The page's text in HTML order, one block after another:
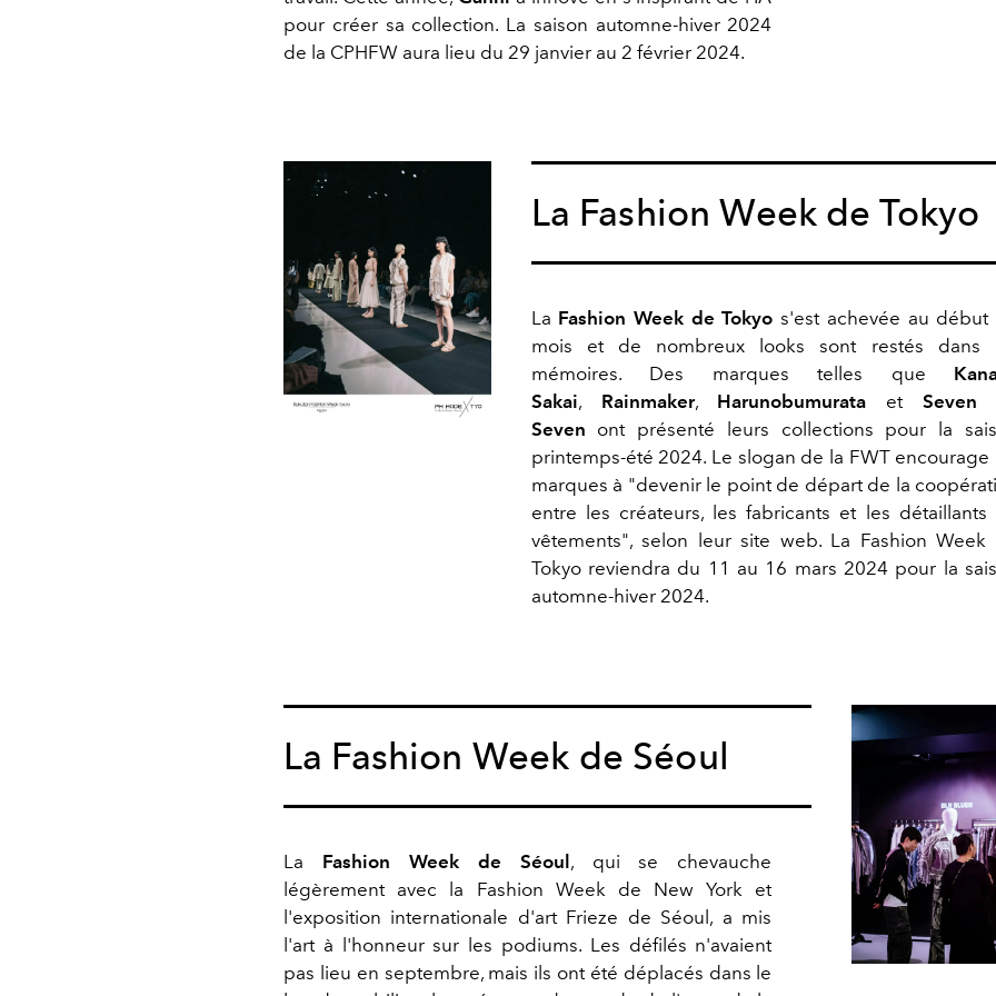
pour créer sa collection. La saison automne-hiver 2024
de la CPHFW aura lieu du 29 janvier au 2 février 2024.
La Fashion Week de Tokyo
La Fashion Week de Tokyo s'est achevée au début
mois et de nombreux looks sont restés dans
mémoires. Des marques telles que
Sakai, Rainmaker, Harunobumurata et
Seven
Seven ont présenté leurs collections pour la
printemps-été 2024. Le slogan de la FWT encourage
marques à "devenir le point de départ de la
entre les créateurs, les fabricants et les détaillants
vêtements", selon leur site web. La Fashion Week
Tokyo reviendra du 11 au 16 mars 2024 pour la
automne-hiver 2024.
La Fashion Week de Séoul
La Fashion Week de Séoul, qui se chevauche
légèrement avec la Fashion Week de New York et
l'exposition internationale d'art Frieze de Séoul, a mis
l'art à l'honneur sur les podiums. Les défilés n'avaient
pas lieu en septembre, mais ils ont été déplacés dans le